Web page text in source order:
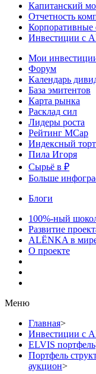
Капитанский
Отчетность
Корпоративные
Инвестиции с
Мои
Форум
Календарь
База эмитентов
Карта рынка
Расклад сил
Лидеры роста
Рейтинг MCap
Индексный торт
Пила Игоря
Сырьё в ₽
Больше
Блоги
100%-ный
Развитие
ALЁNKA в
О проекте
Меню
Главная>
Инвестиции с
ELVIS портфель
Портфель
аукцион>